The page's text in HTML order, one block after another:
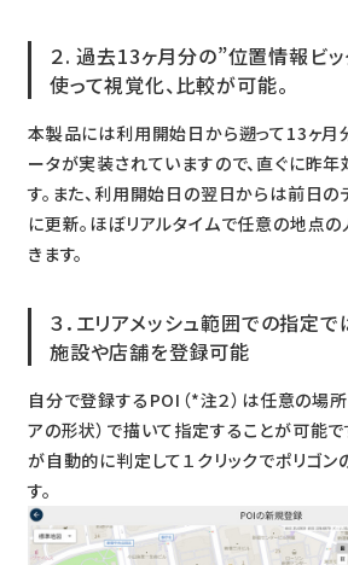
２. 過去13ヶ月分の”位置情報ビ
使って視覚化、比較が可能。
本製品には利用開始日から遡って13ヶ月
ータが実装されていますので、直ぐに昨
す。また、利用開始日の翌日からは前日
に更新。ほぼリアルタイムで任意の地点
きます。
３．エリアメッシュ範囲での指定
施設や店舗を登録可能
自分で登録するPOI（*注２）は任意の場所
アの形状）で描いて指定することが可能
が自動的に判定して１クリックでポリゴ
す。